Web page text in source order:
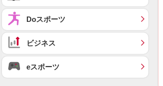
Doスポーツ
ビジネス
eスポーツ